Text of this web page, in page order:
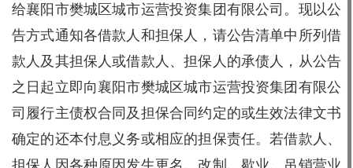
给襄阳市樊城区城市运营投资集团有限公司。现以公
告方式通知各借款人和担保人，请公告清单中所列借
款人及其担保人或借款人、担保人的承债人，从公告
之日起立即向襄阳市樊城区城市运营投资集团有限公
司履行主债权合同及担保合同约定的或生效法律文书
确定的还本付息义务或相应的担保责任。若借款人、
担保人因各种原因发生更名、改制、歇业、吊销营业